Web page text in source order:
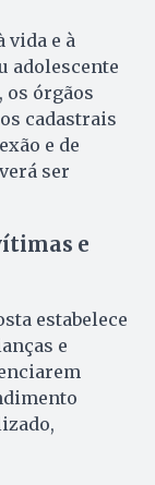
vida e à
adolescente
os órgãos
cadastrais
e de
ser
e
estabelece
e